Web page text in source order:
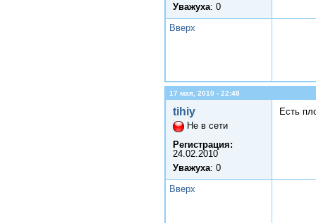
Уважуха: 0
Вверх
17 мая, 2010 - 22:48
tihiy
Не в сети
Регистрация:
24.02.2010
Уважуха: 0
Есть
Вверх